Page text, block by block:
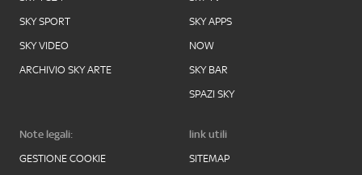
SKY SPORT
SKY VIDEO
ARCHIVIO SKY ARTE
SKY APPS
NOW
SKY BAR
SPAZI SKY
Note legali:
GESTIONE COOKIE
link utili
SITEMAP